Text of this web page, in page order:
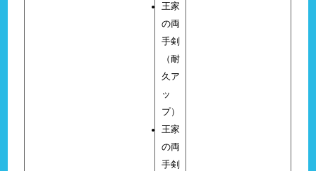
王家
の両
手剣
（耐
久ア
ッ
プ）
王家
の両
手剣